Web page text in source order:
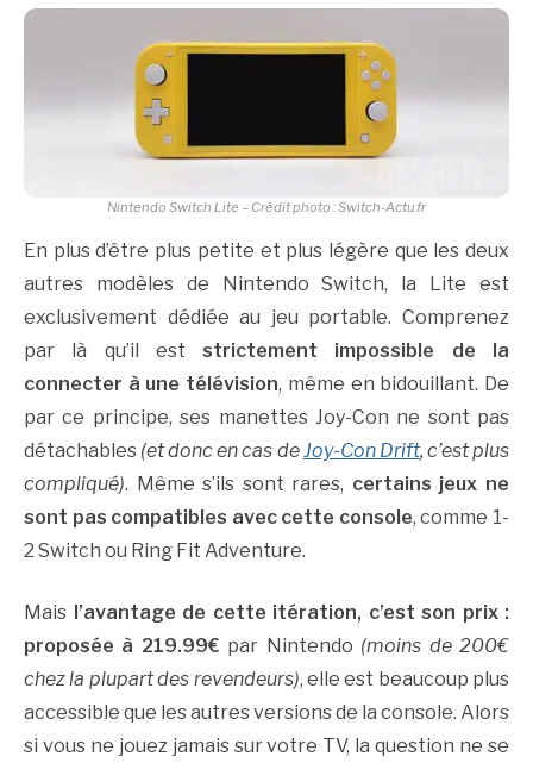
Nintendo Switch Lite – Crédit photo : Switch-Actu.fr
En plus d’être plus petite et plus légère que les deux
autres modèles de Nintendo Switch, la Lite est
exclusivement dédiée au jeu portable. Comprenez
par là qu’il eststrictement impossible de la
connecter à une télévision, même en bidouillant. De
par ce principe, ses manettes Joy-Con ne sont pas
détachables (et donc en cas deJoy-Con Drift, c’est plus
compliqué). Même s’ils sont rares, certains jeux ne
sont pas compatibles avec cette console, comme 1-
2 Switch ou Ring Fit Adventure.
Mais l’avantage de cette itération, c’est son prix :
proposée à 219.99€ par Nintendo (moins de 200€
chez la plupart des revendeurs), elle est beaucoup plus
accessible que les autres versions de la console. Alors
si vous ne jouez jamais sur votre TV, la question ne se